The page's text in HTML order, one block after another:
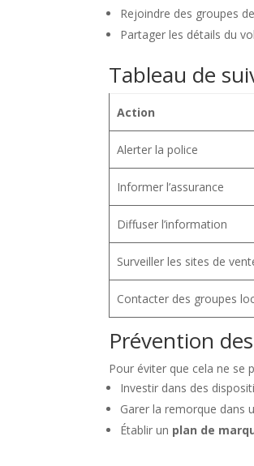
Rejoindre des groupes
Partager les détails du
Tableau de
Action
Alerter la police
Informer l’assurance
Diffuser l’information
Surveiller les sites de
Contacter des groupes
Prévention
Pour éviter que cela ne se
Investir dans des
Garer la remorque dans
Établir un plan de